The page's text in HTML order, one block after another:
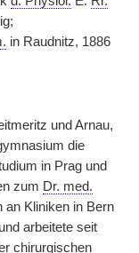
in Raudnitz, 1886
und Arnau,
die
in Prag und
zum Dr. med.
an Kliniken in Bern
arbeitete seit
chirurgischen